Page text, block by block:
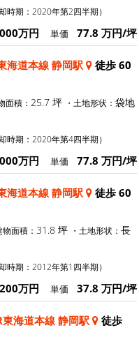
却時期：2020年第2四半期）
万円 単価 77.8 万円/坪
海道本線 静岡駅
徒歩 60
面積： 25.7 坪 ・土地形状： 袋地
却時期：2020年第4四半期）
万円 単価 77.8 万円/坪
海道本線 静岡駅
徒歩 60
物面積： 31.8 坪 ・土地形状： 長
却時期：2012年第1四半期）
万円 単価 37.8 万円/坪
東海道本線 静岡駅
徒歩